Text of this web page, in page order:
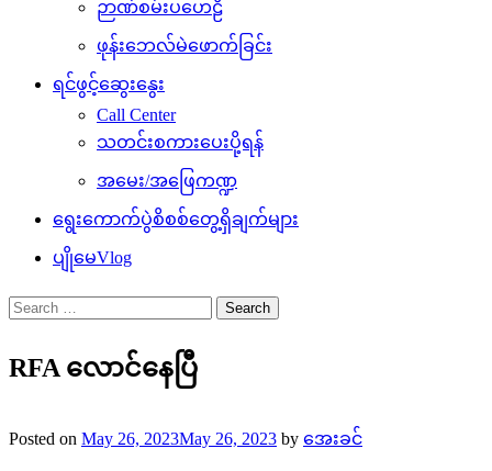
ဉာဏ်စမ်းပဟေဠိ
ဖုန်းဘေလ်မဲဖောက်ခြင်း
ရင်ဖွင့်ဆွေးနွေး
Call Center
သတင်းစကားပေးပို့ရန်
အမေး/အဖြေကဏ္ဍ
ရွေးကောက်ပွဲစိစစ်တွေ့ရှိချက်များ
ပျိုမေVlog
Search
for:
RFA လောင်နေပြီ
Posted on May 26, 2023May 26, 2023 by အေးခင်